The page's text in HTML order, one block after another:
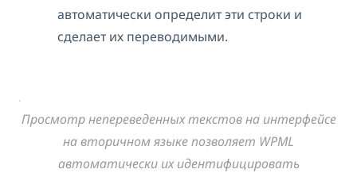
автоматически определит эти строки и
сделает их переводимыми.
Просмотр непереведенных текстов на интерфейсе
на вторичном языке позволяет WPML
автоматически их идентифицировать